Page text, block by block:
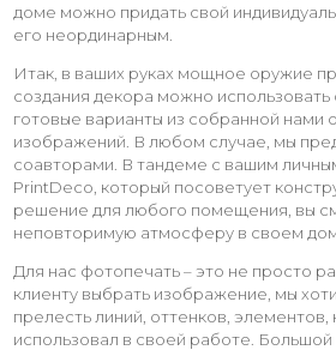
доме можно придать свой
его неординарным.
Итак, в ваших руках мощное оружие
создания декора можно
готовые варианты из собранной нами
изображений. В любом случае, мы
соавторами. В тандеме с вашим
PrintDeco, который посоветует
решение для любого помещения, вы
неповторимую атмосферу в своем
Для нас фотопечать – это не просто
клиенту выбрать изображение, мы
прелесть линий, оттенков,
использовал в своей работе.